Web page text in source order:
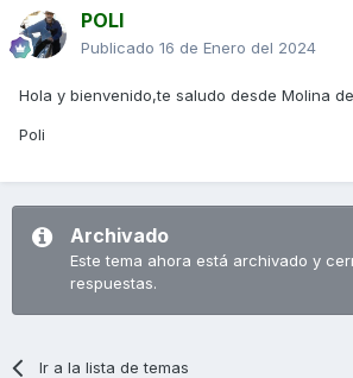
POLI
Publicado 16 de Enero del 2024
Hola y bienvenido,te saludo desde Molina
Poli
Archivado
Este tema ahora está archivado y
respuestas.
Ir a la lista de temas